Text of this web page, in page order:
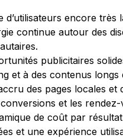
d’utilisateurs encore
continue autour des
publicitaires
et à des contenus longs
des pages locales et
et les rendez-
de coût par
et une expérience